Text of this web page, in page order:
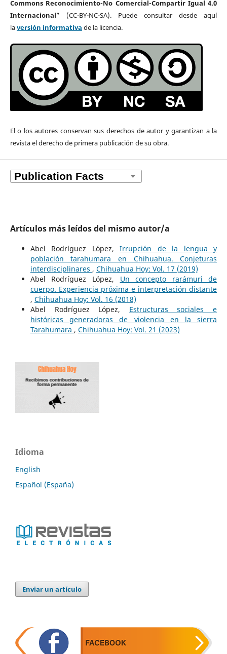
Commons Reconocimiento-No Comercial-Compartir Igual 4.0
Internacional” (CC-BY-NC-SA). Puede consultar desde aquí
laversión informativa de la licencia.
El o los autores conservan sus derechos de autor y garantizan a la
revista el derecho de primera publicación de su obra.
Artículos más leídos del mismo autor/a
Abel Rodríguez López,Irrupción de la lengua y
población tarahumara en Chihuahua. Conjeturas
interdisciplinares , Chihuahua Hoy: Vol. 17 (2019)
Abel Rodríguez López, Un concepto rarámuri de
cuerpo. Experiencia próxima e interpretación distante
, Chihuahua Hoy: Vol. 16 (2018)
Abel Rodríguez López, Estructuras sociales e
históricas generadoras de violencia en la sierra
Tarahumara , Chihuahua Hoy: Vol. 21 (2023)
Idioma
English
Español (España)
Enviar un artículo